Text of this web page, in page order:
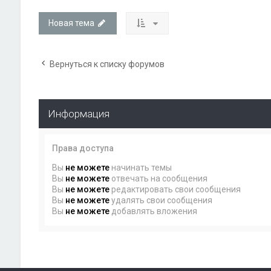
Новая тема
Вернуться к списку форумов
Информация
Права доступа
Вы не можетеначинать темы
Вы не можетеотвечать на сообщения
Вы не можетередактировать свои сообщения
Вы не можетеудалять свои сообщения
Вы не можетедобавлять вложения